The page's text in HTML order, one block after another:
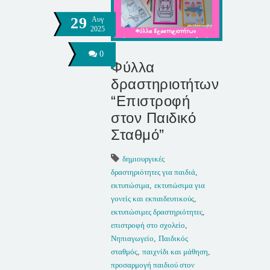
29
Αυγ
2025
0
Φύλλα
δραστηριοτήτων
“Επιστροφή
στον Παιδικό
Σταθμό”
δημιουργικές
δραστηριότητες για παιδιά
εκτυπώσιμα εκτυπώσιμα για
γονείς και εκπαιδευτικούς
εκτυπώσιμες δραστηριότητες
επιστροφή στο σχολείο
Νηπιαγωγείο Παιδικός
σταθμός παιχνίδι και μάθηση
προσαρμογή παιδιού στον